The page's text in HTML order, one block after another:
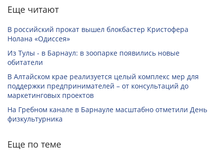
Еще читают
В российский прокат вышел блокбастер Кристофера
Нолана «Одиссея»
Из Тулы - в Барнаул: в зоопарке появились новые
обитатели
В Алтайском крае реализуется целый комплекс мер для
поддержки предпринимателей – от консультаций до
маркетинговых проектов
На Гребном канале в Барнауле масштабно отметили День
физкультурника
Еще по теме